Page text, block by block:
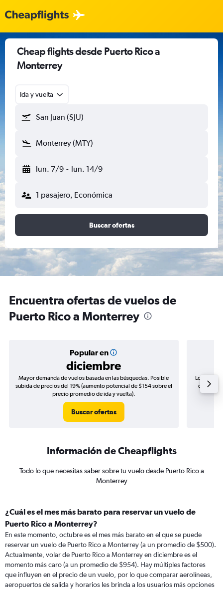
Cheap flights desde Puerto Rico a
Monterrey
Ida y vuelta
San Juan (SJU)
Monterrey (MTY)
lun. 7/9 - lun. 14/9
1 pasajero, Económica
Buscar ofertas
Encuentra ofertas de vuelos de
Puerto Rico a Monterrey
Popular en
diciembre
Mayor demanda de vuelos basada en las búsquedas. Posible
subida de precios del 19% (aumento potencial de $154 sobre el
precio promedio de ida y vuelta).
Buscar ofertas
Los
de
Información de Cheapflights
Todo lo que necesitas saber sobre tu vuelo desde Puerto Rico a
Monterrey
¿Cuál es el mes más barato para reservar un vuelo de
Puerto Rico a Monterrey?
En este momento, octubre es el mes más barato en el que se puede
reservar un vuelo de Puerto Rico a Monterrey (a un promedio de $500).
Actualmente, volar de Puerto Rico a Monterrey en diciembre es el
momento más caro (a un promedio de $954). Hay múltiples factores
que influyen en el precio de un vuelo, por lo que comparar aerolíneas,
aeropuertos de salida y horarios les brinda a los usuarios más opciones